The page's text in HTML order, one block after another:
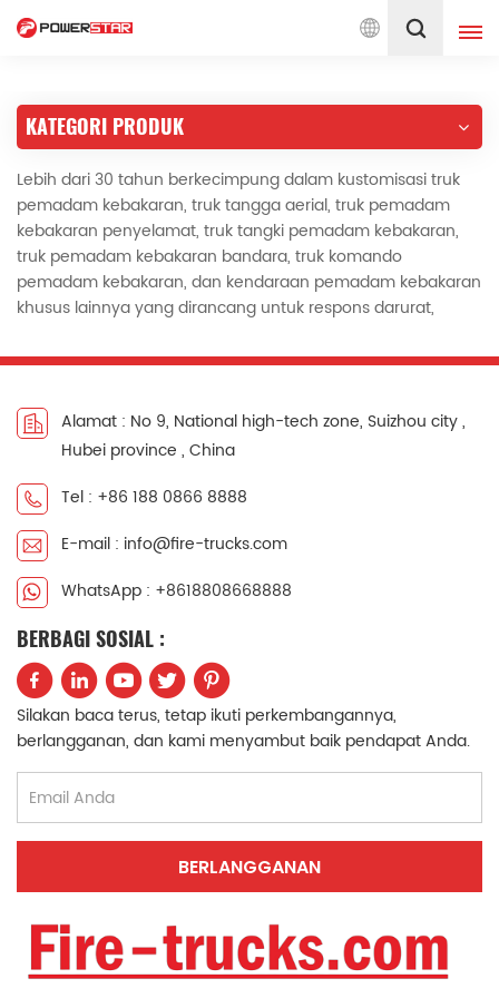
Truk Pemadam Kebakaran Sejak 1990 Indonesia
English
Deutsch русский
italiano español
português Nederlands
Melayu
Tiếng Việt
中文
Filipino
српски
KATEGORI PRODUK
Lebih dari 30 tahun berkecimpung dalam kustomisasi truk
pemadam kebakaran, truk tangga aerial, truk pemadam
kebakaran penyelamat, truk tangki pemadam kebakaran,
truk pemadam kebakaran bandara, truk komando
pemadam kebakaran, dan kendaraan pemadam kebakaran
khusus lainnya yang dirancang untuk respons darurat,
Alamat : No 9, National high-tech zone, Suizhou city ,
Hubei province , China
Tel : +86 188 0866 8888
E-mail : info@fire-trucks.com
WhatsApp : +8618808668888
BERBAGI SOSIAL :
Silakan baca terus, tetap ikuti perkembangannya,
berlangganan, dan kami menyambut baik pendapat Anda.